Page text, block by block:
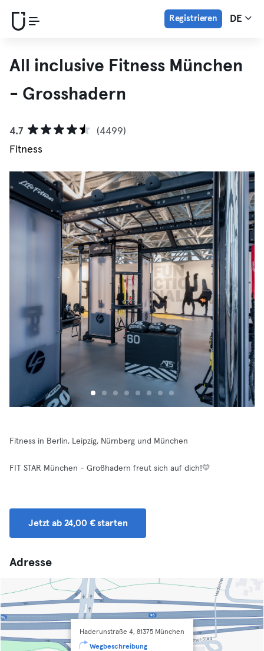
Registrieren DE
All inclusive Fitness München
- Grosshadern
4.7
(4499)
Fitness
Fitness in Berlin, Leipzig, Nürnberg und München
FIT STAR München - Großhadern freut sich auf dich!💛
Jetzt ab 24,00 € starten
Adresse
Haderunstraße 4, 81375 München
Wegbeschreibung